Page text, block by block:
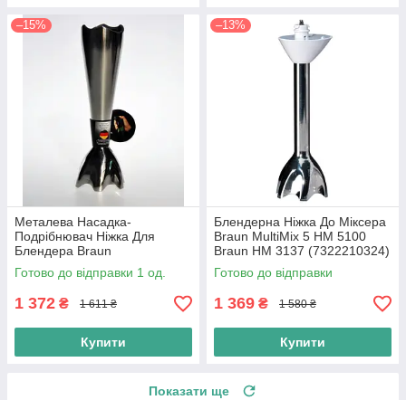
–15%
Металева Насадка-
Подрібнювач Ніжка Для
Блендера Braun
(7322110294, 7322110204)
Multiquick
Готово до відправки 1 од.
1 372 ₴ 1 611 ₴
Купити
–13%
Блендерна Ніжка До Міксера
Braun MultiMix 5 HM 5100
Braun HM 3137 (7322210324)
4644
Готово до відправки
1 369 ₴ 1 580 ₴
Купити
Показати ще